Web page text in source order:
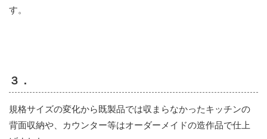
す。
３．
規格サイズの変化から既製品では収まらなかったキッチンの
背面収納や、カウンター等はオーダーメイドの造作品で仕上